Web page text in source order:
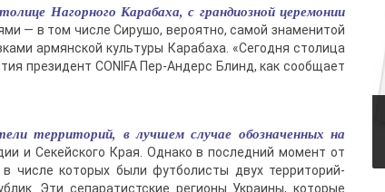
Нагорного Карабаха, с грандиозной церемонии
— в том числе Сирушо, вероятно, самой знаменитой
армянской культуры Карабаха. «Сегодня столица
президент CONIFA Пер-Андерс Блинд, как сообщает
территорий, в лучшем случае обозначенных на
и Секейского Края. Однако в последний момент от
числе которых были футболисты двух территорий-
Эти сепаратистские регионы Украины, которые